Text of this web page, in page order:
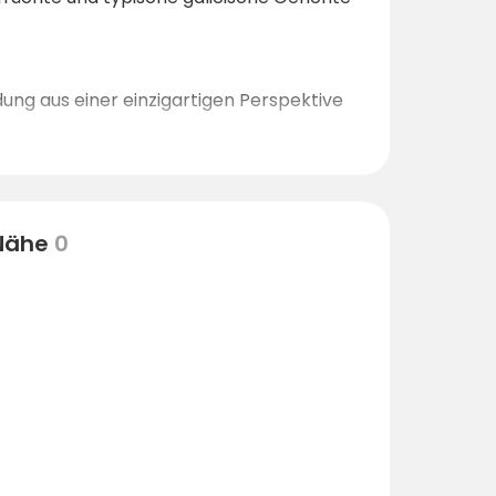
aus einer einzigartigen Perspektive
0